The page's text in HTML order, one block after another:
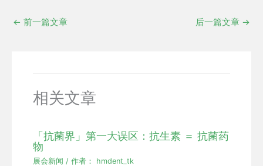
← 前一篇文章 后一篇文章 →
相关文章
「抗菌界」第一大误区：抗生素 ＝ 抗菌药
物
展会新闻 / 作者： hmdent_tk